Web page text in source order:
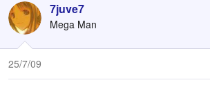
7juve7
Mega Man
25/7/09